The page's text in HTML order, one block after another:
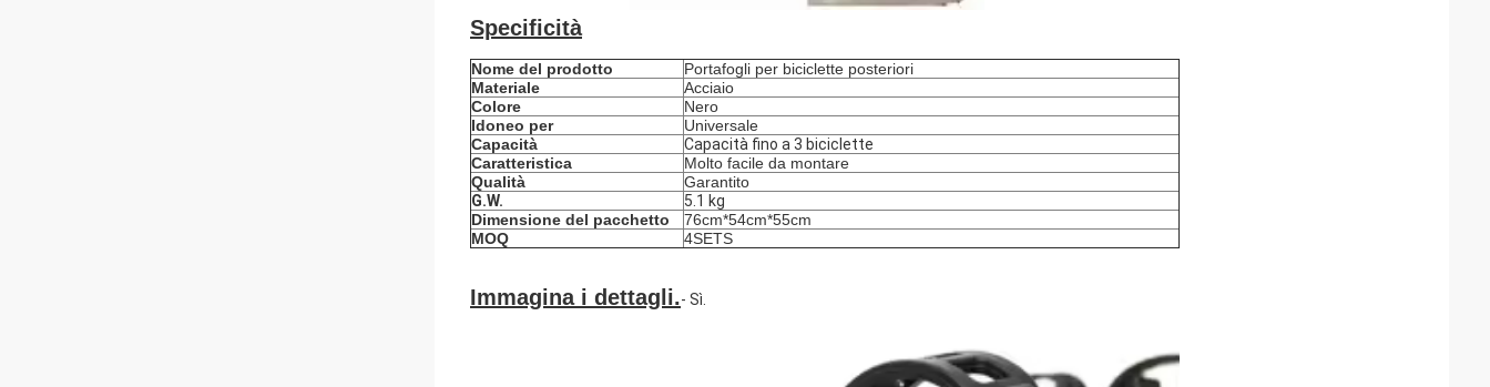
Specificità
Nome del prodotto
Portafogli per biciclette posteriori
Materiale
Acciaio
Colore
Nero
Idoneo per
Universale
Capacità
Capacità fino a 3 biciclette
Caratteristica
Molto facile da montare
Qualità
Garantito
G.W.
5.1 kg
Dimensione del pacchetto
76cm*54cm*55cm
MOQ
4SETS
Immagina i dettagli.- Sì.